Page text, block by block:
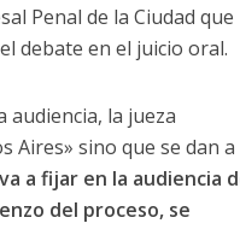
Penal de la Ciudad que
debate en el juicio oral.
la jueza
Aires» sino que se dan a
a fijar en la audiencia
del proceso, se